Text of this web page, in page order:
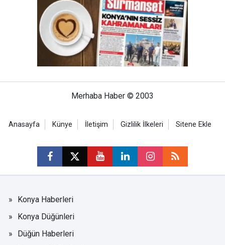
Merhaba Haber © 2003
Anasayfa Künye İletişim Gizlilik İlkeleri Sitene Ekle
Konya Haberleri
Konya Düğünleri
Düğün Haberleri